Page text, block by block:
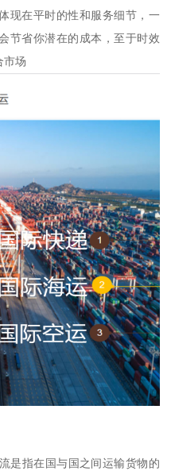
现在平时的性和服务细节，一
节省你潜在的成本，至于时效
市场
是指在国与国之间运输货物的